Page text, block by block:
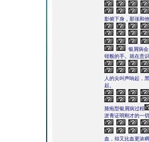
影俯下身，那张和
银屑病
钳般的手。就在意
人的尖叫声响起，
起。
脓疱型银屑病过程
淤青证明刚才的一
血，却又比血更浓